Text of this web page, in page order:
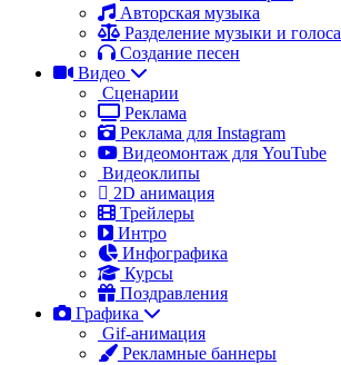
Авторская музыка
Разделение музыки и голоса
Создание песен
Видео
Сценарии
Реклама
Реклама для Instagram
Видеомонтаж для YouTube
Видеоклипы
2D анимация
Трейлеры
Интро
Инфографика
Курсы
Поздравления
Графика
Gif-анимация
Рекламные баннеры